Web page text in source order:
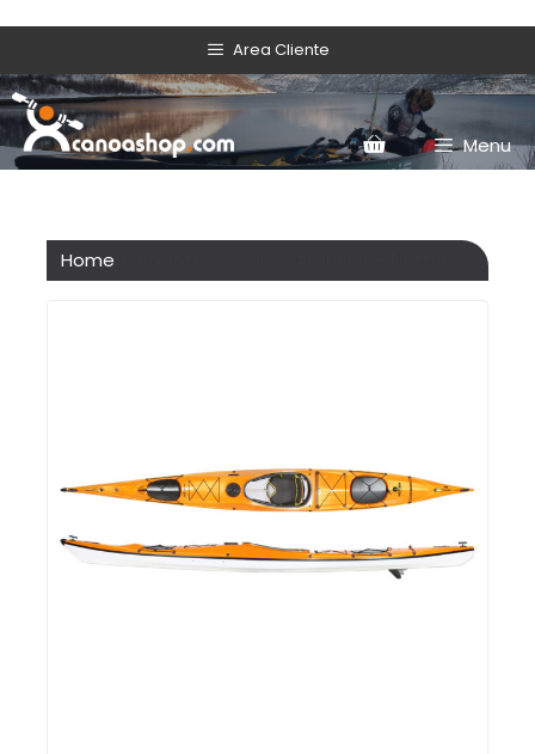
Area Cliente
Menu
Home